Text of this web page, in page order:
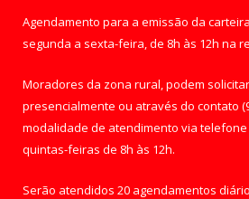
Agendamento para a emissão da
segunda a sexta-feira, de 8h às 12h na
Moradores da zona rural, podem
presencialmente ou através do contato
modalidade de atendimento via
quintas-feiras de 8h às 12h.
Serão atendidos 20 agendamentos